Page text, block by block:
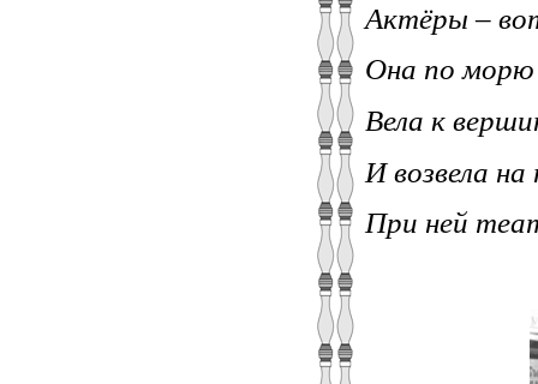
Актёры –
Она по морю
Вела к
И возвела на
При ней